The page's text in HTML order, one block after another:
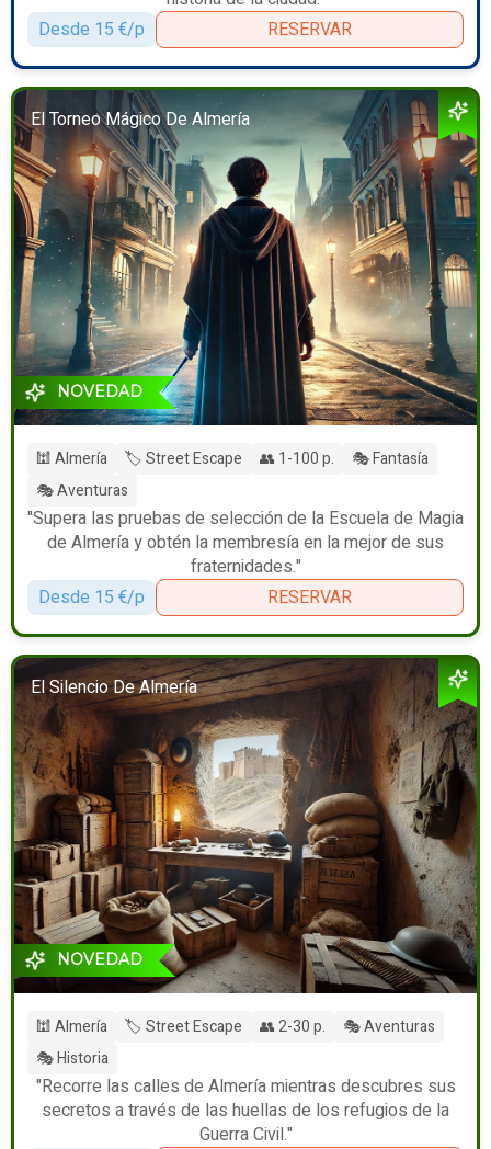
Desde 15 €/p
RESERVAR
El Torneo Mágico De Almería
NOVEDAD
🕍 Almería 🏷️ Street Escape 👥 1-100 p.
🎭 Fantasía
🎭 Aventuras
"Supera las pruebas de selección de la Escuela de Magia
de Almería y obtén la membresía en la mejor de sus
fraternidades."
Desde 15 €/p
RESERVAR
El Silencio De Almería
NOVEDAD
🕍 Almería 🏷️ Street Escape 👥 2-30 p.
🎭 Aventuras
🎭 Historia
"Recorre las calles de Almería mientras descubres sus
secretos a través de las huellas de los refugios de la
Guerra Civil."